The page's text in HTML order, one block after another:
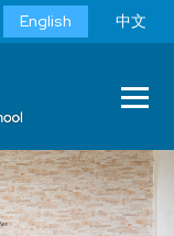
Language
switcher
English 中文